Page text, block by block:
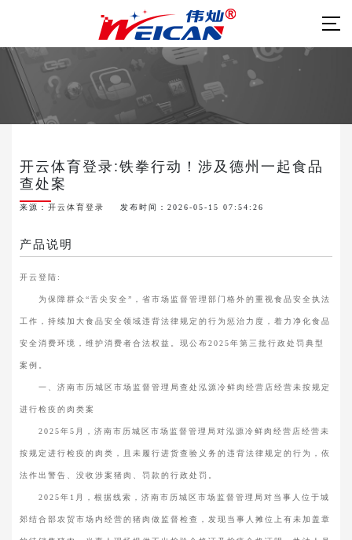
开云体育登录:铁拳行动！涉及德州一起食品
查处案
来源： 开云体育登录 发布时间：2026-05-15 07:54:26
产品说明
开云登陆:
为保障群众“舌尖安全”，省市场监督管理部门格外的重视食品安全执法
工作，持续加大食品安全领域违背法律规定的行为惩治力度，着力净化食品
安全消费环境，维护消费者合法权益。现公布2025年第三批行政处罚典型
案例。
一、济南市历城区市场监督管理局查处泓源冷鲜肉经营店经营未按规定
进行检疫的肉类案
2025年5月，济南市历城区市场监督管理局对泓源冷鲜肉经营店经营未
按规定进行检疫的肉类，且未履行进货查验义务的违背法律规定的行为，依
法作出警告、没收涉案猪肉、罚款的行政处罚。
2025年1月，根据线索，济南市历城区市场监督管理局对当事人位于城
郊结合部农贸市场内经营的猪肉做监督检查，发现当事人摊位上有未加盖章